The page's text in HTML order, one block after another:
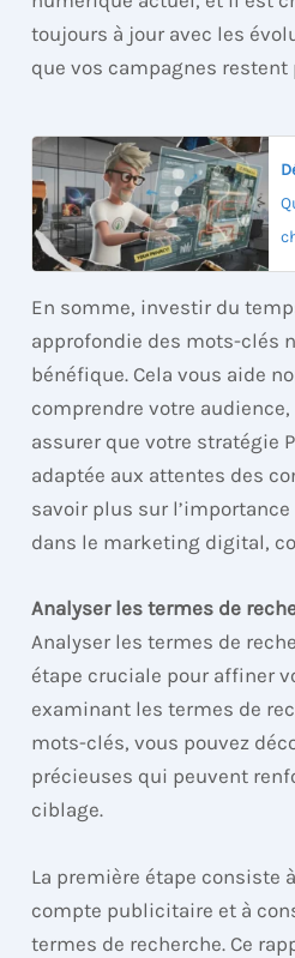
toujours à jour avec les
que vos campagnes restent
En somme, investir du
approfondie des mots-clés
bénéfique. Cela vous aide
comprendre votre
assurer que votre stratégie
adaptée aux attentes des
savoir plus sur
dans le marketing digital,
Analyser les termes de
Analyser les termes de
étape cruciale pour affiner
examinant les termes de
mots-clés, vous pouvez
précieuses qui peuvent
ciblage.
La première étape consiste
compte publicitaire et à
termes de recherche. Ce